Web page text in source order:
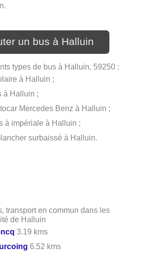
un bus à Halluin
types de bus à Halluin, 59250 :
à Halluin ;
à Halluin ;
Mercedes Benz à Halluin ;
à impériale à Halluin ;
surbaissé à Halluin.
transport en commun dans les
de Halluin
3.19 kms
6.52 kms